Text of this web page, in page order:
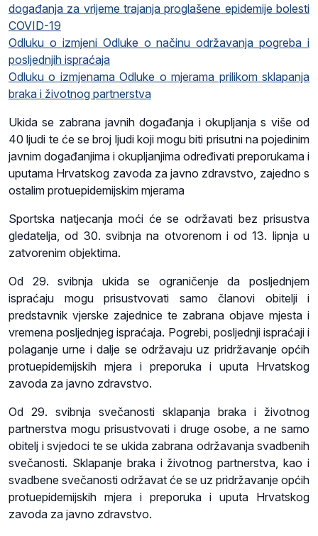
događanja za vrijeme trajanja proglašene epidemije bolesti
COVID-19
Odluku o izmjeni Odluke o načinu održavanja pogreba i
posljednjih ispraćaja
Odluku o izmjenama Odluke o mjerama prilikom sklapanja
braka i životnog partnerstva
Ukida se zabrana javnih događanja i okupljanja s više od
40 ljudi te će se broj ljudi koji mogu biti prisutni na pojedinim
javnim događanjima i okupljanjima određivati preporukama i
uputama Hrvatskog zavoda za javno zdravstvo, zajedno s
ostalim protuepidemijskim mjerama
Sportska natjecanja moći će se održavati bez prisustva
gledatelja, od 30. svibnja na otvorenom i od 13. lipnja u
zatvorenim objektima.
Od 29. svibnja ukida se ograničenje da posljednjem
ispraćaju mogu prisustvovati samo članovi obitelji i
predstavnik vjerske zajednice te zabrana objave mjesta i
vremena posljednjeg ispraćaja. Pogrebi, posljednji ispraćaji i
polaganje urne i dalje se održavaju uz pridržavanje općih
protuepidemijskih mjera i preporuka i uputa Hrvatskog
zavoda za javno zdravstvo.
Od 29. svibnja svečanosti sklapanja braka i životnog
partnerstva mogu prisustvovati i druge osobe, a ne samo
obitelj i svjedoci te se ukida zabrana održavanja svadbenih
svečanosti. Sklapanje braka i životnog partnerstva, kao i
svadbene svečanosti održavat će se uz pridržavanje općih
protuepidemijskih mjera i preporuka i uputa Hrvatskog
zavoda za javno zdravstvo.